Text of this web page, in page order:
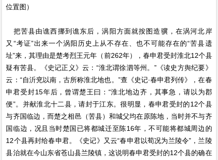
位置图）
把苦县由谯西挪到谯东后，涡阳方面就按图造骥，在涡河北岸
又“考证”出来一个涡阳历史上从不存在、也不可能存在的“苦县遗
址”来，其理由是楚考烈王元年（前262年），春申君受封淮北12个县
疑有苦县。《史记正义》云：“淮北谓徐泗等州。”《读史方舆纪要》
云：“自沂兖以南，古所称淮北地也。”查《史记·春申君列传》，在春
申君受封15年后，曾谓楚王曰：“淮北地边齐，其事急，请以为郡
便”。并献淮北十二县，请封于江东。很明显，春申君受封的12个县
与齐国临边，而楚之相邑（苦县）和城父均在原陈地，当时并不与齐
国临边，况且当时楚国已将都城迁至陈16年，不可能将都城周边的
12个县再封给春申君。《史记》又云“春申君以荀况为兰陵令”，兰陵
县治就在今山东省苍山县兰陵镇，这说明春申君受封的12个县的确在